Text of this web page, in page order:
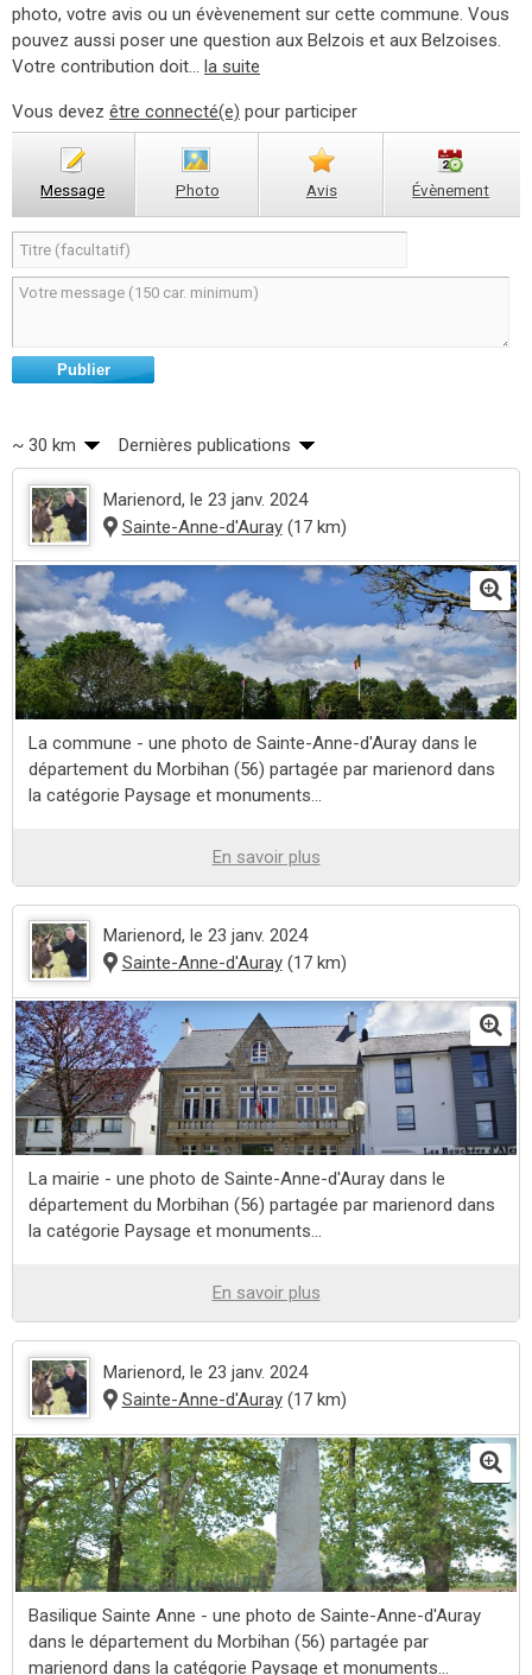
photo, votre avis ou un évèvenement sur cette commune. Vous
pouvez aussi poser une question aux Belzois et aux Belzoises.
Votre contribution doit... la suite
Vous devez être connecté(e) pour participer
Message Photo Avis Évènement
Publier
~ 30 km Dernières publications
Marienord, le 23 janv. 2024
Sainte-Anne-d'Auray(17 km)
La commune - une photo de Sainte-Anne-d'Auray dans le
département du Morbihan (56) partagée par marienord dans
la catégorie Paysage et monuments...
En savoir plus
Marienord, le 23 janv. 2024
Sainte-Anne-d'Auray(17 km)
La mairie - une photo de Sainte-Anne-d'Auray dans le
département du Morbihan (56) partagée par marienord dans
la catégorie Paysage et monuments...
En savoir plus
Marienord, le 23 janv. 2024
Sainte-Anne-d'Auray(17 km)
Basilique Sainte Anne - une photo de Sainte-Anne-d'Auray
dans le département du Morbihan (56) partagée par
marienord dans la catégorie Paysage et monuments...